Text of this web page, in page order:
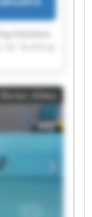
Solutions
Group
Group
Group
Group
Group
Group
Малка обява